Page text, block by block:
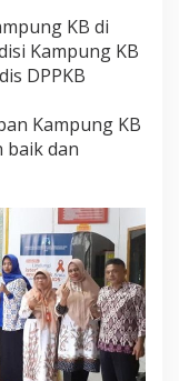
KB di
Kampung KB
DPPKB
Kampung KB
baik dan